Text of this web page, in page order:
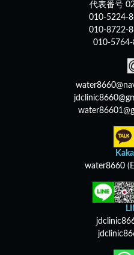
代表番号
010-5224-
010-8722-
010-5764-
water8660